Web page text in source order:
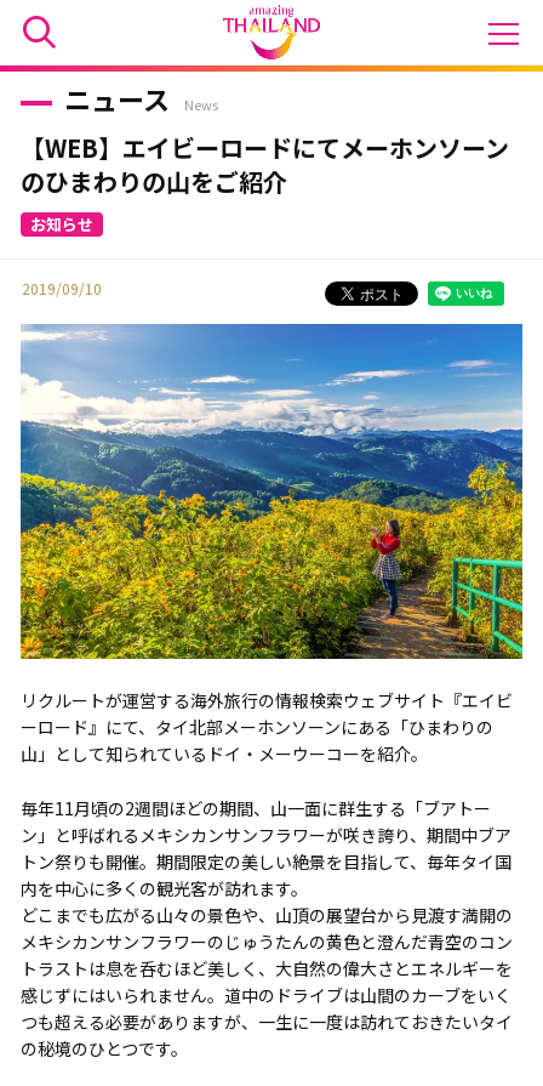
ニュース News
【WEB】エイビーロードにてメーホンソーン
のひまわりの山をご紹介
2019/09/10
リクルートが運営する海外旅行の情報検索ウェブサイト『エイビ
ーロード』にて、タイ北部メーホンソーンにある「ひまわりの
山」として知られているドイ・メーウーコーを紹介。
毎年11月頃の2週間ほどの期間、山一面に群生する「ブアトー
ン」と呼ばれるメキシカンサンフラワーが咲き誇り、期間中ブア
トン祭りも開催。期間限定の美しい絶景を目指して、毎年タイ国
内を中心に多くの観光客が訪れます。
どこまでも広がる山々の景色や、山頂の展望台から見渡す満開の
メキシカンサンフラワーのじゅうたんの黄色と澄んだ青空のコン
トラストは息を呑むほど美しく、大自然の偉大さとエネルギーを
感じずにはいられません。道中のドライブは山間のカーブをいく
つも超える必要がありますが、一生に一度は訪れておきたいタイ
の秘境のひとつです。